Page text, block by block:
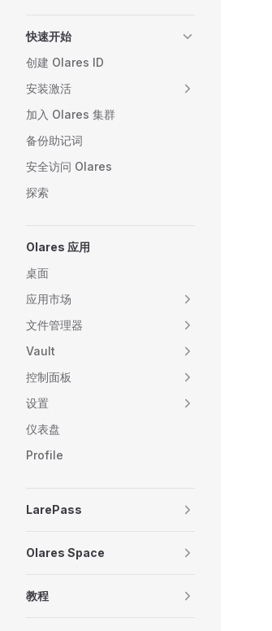
快速开始
创建 Olares ID
安装激活
加入 Olares 集群
备份助记词
安全访问 Olares
探索
Olares 应用
桌面
应用市场
文件管理器
Vault
控制面板
设置
仪表盘
Profile
LarePass
Olares Space
教程